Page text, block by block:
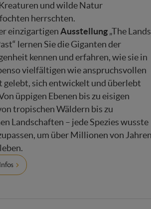
und wilde Natur
herrschten.
einzigartigen Ausstellung „The Lands
lernen Sie die Giganten der
kennen und erfahren, wie sie in
vielfältigen wie anspruchsvollen
gelebt, sich entwickelt und überlebt
üppigen Ebenen bis zu eisigen
tropischen Wäldern bis zu
Landschaften – jede Spezies wusste
um über Millionen von Jahren